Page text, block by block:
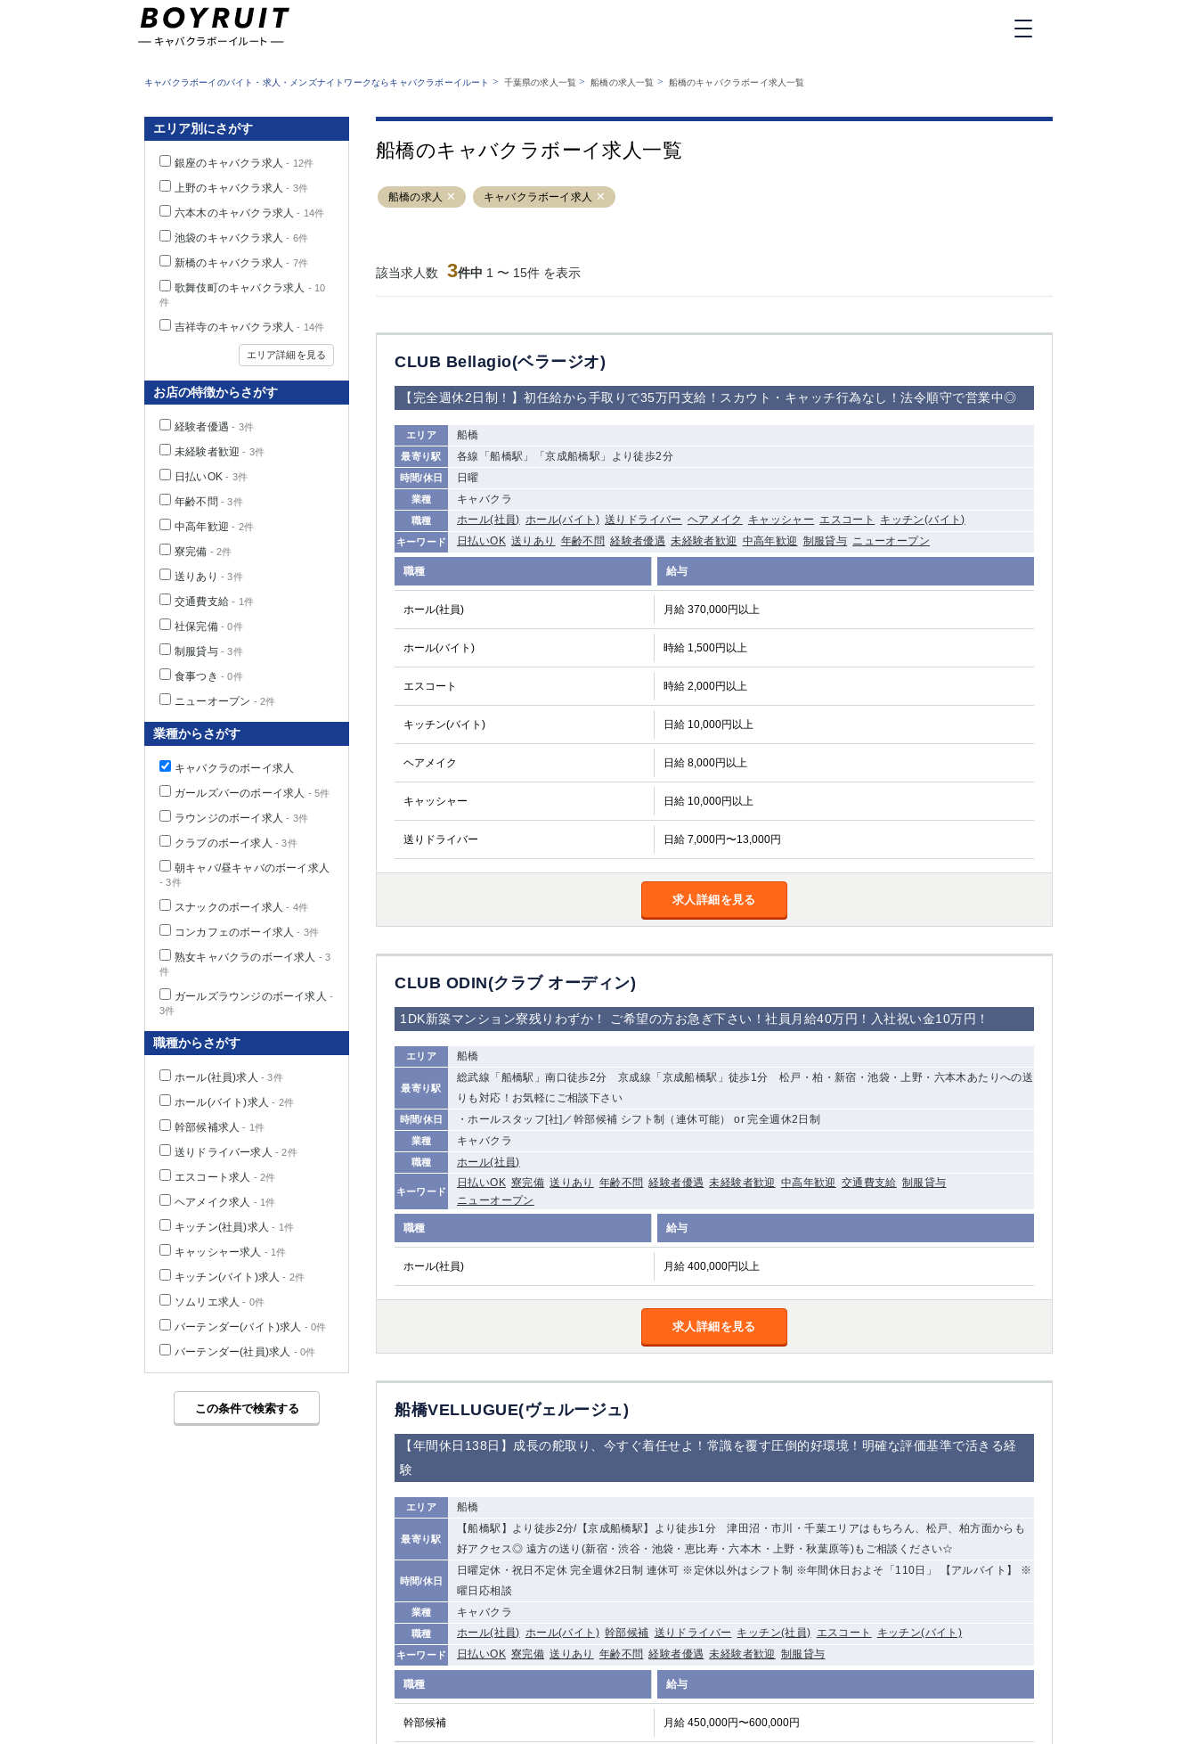
業種から探す
職種から探す
キャバクラボーイルートとは？
サイトマップ
キャバクラボーイのバイト・求人・メンズナイトワークならキャバクラボーイルート > 千葉県の求人一覧 >船橋の求人一覧 > 船橋のキャバクラボーイ求人一覧
船橋のキャバクラボーイ求人一覧
船橋の求人 キャバクラボーイ求人
該当求人数 3件中 1 〜 15件 を表示
CLUB Bellagio(ベラージオ)
【完全週休2日制！】初任給から手取りで35万円支給！スカウト・キャッチ行為なし！法令順守で営業中◎
エリア 船橋
最寄り駅 各線「船橋駅」「京成船橋駅」より徒歩2分
時間/休日 日曜
業種 キャバクラ
職種 ホール(社員) ホール(バイト) 送りドライバー ヘアメイク キャッシャー エスコート キッチン(バイト)
キーワード 日払いOK 送りあり 年齢不問 経験者優遇 未経験者歓迎 中高年歓迎 制服貸与 ニューオープン
職種 給与
ホール(社員) 月給 370,000円以上
ホール(バイト) 時給 1,500円以上
エスコート 時給 2,000円以上
キッチン(バイト) 日給 10,000円以上
ヘアメイク 日給 8,000円以上
キャッシャー 日給 10,000円以上
送りドライバー 日給 7,000円〜13,000円
求人詳細を見る
CLUB ODIN(クラブ オーディン)
1DK新築マンション寮残りわずか！ ご希望の方お急ぎ下さい！社員月給40万円！入社祝い金10万円！
エリア 船橋
最寄り駅
総武線「船橋駅」南口徒歩2分 京成線「京成船橋駅」徒歩1分 松戸・柏・新宿・池袋・上野・六本木あたりへの送
りも対応！お気軽にご相談下さい
時間/休日 ・ホールスタッフ[社]／幹部候補 シフト制（連休可能） or 完全週休2日制
業種 キャバクラ
職種 ホール(社員)
キーワード
日払いOK 寮完備 送りあり 年齢不問 経験者優遇 未経験者歓迎 中高年歓迎 交通費支給 制服貸与
ニューオープン
職種 給与
ホール(社員) 月給 400,000円以上
求人詳細を見る
船橋VELLUGUE(ヴェルージュ)
【年間休日138日】成長の舵取り、今すぐ着任せよ！常識を覆す圧倒的好環境！明確な評価基準で活きる経
験
エリア 船橋
最寄り駅
【船橋駅】より徒歩2分/【京成船橋駅】より徒歩1分 津田沼・市川・千葉エリアはもちろん、松戸、柏方面からも
好アクセス◎ 遠方の送り(新宿・渋谷・池袋・恵比寿・六本木・上野・秋葉原等)もご相談ください☆
時間/休日
日曜定休・祝日不定休 完全週休2日制 連休可 ※定休以外はシフト制 ※年間休日およそ「110日」 【アルバイト】 ※
曜日応相談
業種 キャバクラ
職種 ホール(社員) ホール(バイト) 幹部候補 送りドライバー キッチン(社員) エスコート キッチン(バイト)
キーワード 日払いOK 寮完備 送りあり 年齢不問 経験者優遇 未経験者歓迎 制服貸与
職種 給与
幹部候補 月給 450,000円〜600,000円
エリア別にさがす
銀座のキャバクラ求人- 12件
上野のキャバクラ求人- 3件
六本木のキャバクラ求人- 14件
池袋のキャバクラ求人- 6件
新橋のキャバクラ求人- 7件
歌舞伎町のキャバクラ求人 - 10
件
吉祥寺のキャバクラ求人- 14件
エリア詳細を見る
お店の特徴からさがす
経験者優遇 - 3件
未経験者歓迎 - 3件
日払いOK - 3件
年齢不問 - 3件
中高年歓迎 - 2件
寮完備 - 2件
送りあり - 3件
交通費支給 - 1件
社保完備- 0件
制服貸与- 3件
食事つき - 0件
ニューオープン - 2件
業種からさがす
キャバクラのボーイ求人
ガールズバーのボーイ求人 - 5件
ラウンジのボーイ求人 - 3件
クラブのボーイ求人 - 3件
朝キャバ/昼キャバのボーイ求人
- 3件
スナックのボーイ求人 - 4件
コンカフェのボーイ求人 - 3件
熟女キャバクラのボーイ求人 - 3
件
ガールズラウンジのボーイ求人 -
3件
職種からさがす
ホール(社員)求人 - 3件
ホール(バイト)求人 - 2件
幹部候補求人 - 1件
送りドライバー求人 - 2件
エスコート求人 - 2件
ヘアメイク求人 - 1件
キッチン(社員)求人 - 1件
キャッシャー求人 - 1件
キッチン(バイト)求人 - 2件
ソムリエ求人 - 0件
バーテンダー(バイト)求人 - 0件
バーテンダー(社員)求人 - 0件
この条件で検索する
東京都 銀座 上野 六本木 池袋
立川
千葉中央 門前仲町
大山
赤坂
ひばりヶ丘（北
学芸大学
の好立地！
「赤羽駅」から
徒歩2分 ②東
京メトロ南北線
「赤羽岩淵駅」
から徒歩10分
宿
①歌舞伎町 ②
新宿
①東武練馬 ②
成増・板橋 ③
大山 ②池袋
下赤塚 竹ノ塚 三鷹 亀戸
水道橋
荻窪
浅草 新小岩 幡ヶ谷
祖師ヶ谷大蔵
五井
関内 横浜 川崎 溝の口
本厚木
新横浜
武蔵小杉
小田原
横浜・桜木町
関内・馬車道・
日ノ出町
武蔵新城 元住吉
茅ヶ崎 戸塚 たまプラーザ 大船
相模原
厚木
桜木町
大宮 川越
獨協大学前＜草
加松原＞
千葉県 船橋 津田沼 成田 千葉
西船橋
柏（東口）
八千代台 本八幡
宇都宮 小山
東武宇都宮（宇
都宮西口）
茨城県 土浦 ひたち野うしく
館林
該当求人 0 件